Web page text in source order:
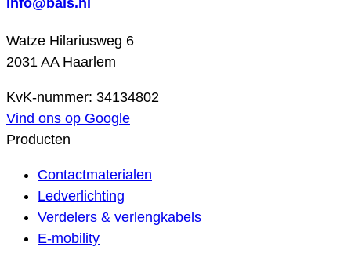
info@bals.nl
Watze Hilariusweg 6
2031 AA Haarlem
KvK-nummer: 34134802
Vind ons op Google
Producten
Contactmaterialen
Ledverlichting
Verdelers & verlengkabels
E-mobility